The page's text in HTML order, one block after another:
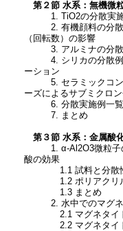
第２節 水系：無機微
1. TiO2の分散実
2. 有機顔料の分散
（回転数）の影響
3. アルミナの分散
4. シリカの分散例
ーション
5. セラミックコン
ーズによるサブミクロ
6. 分散実施例一覧
7. まとめ
第３節 水系：金属酸
1. α-Al2O3微粒子の
酸の効果
1.1 試料と分散性
1.2 ポリアクリル酸
1.3 まとめ
2. 水中でのマグネタ
2.1 マグネタイト
2.2 マグネタイト